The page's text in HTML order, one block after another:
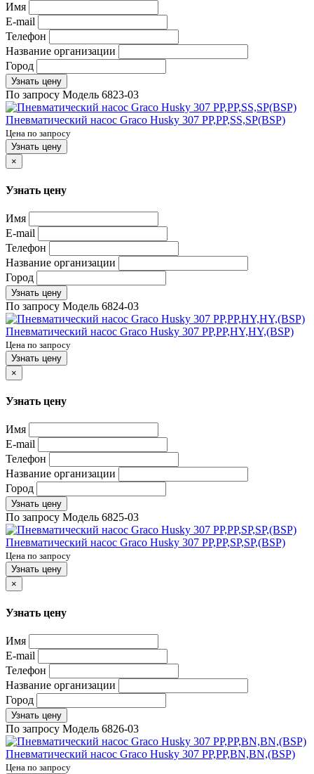
Имя
E-mail
Телефон
Название организации
Город
Узнать цену
По запросу Модель 6823-03
Пневматический насос Graco Husky 307 PP,PP,SS,SP(BSP)
Цена по запросу
Узнать цену
×
Узнать цену
Имя
E-mail
Телефон
Название организации
Город
Узнать цену
По запросу Модель 6824-03
Пневматический насос Graco Husky 307 PP,PP,HY,HY,(BSP)
Цена по запросу
Узнать цену
×
Узнать цену
Имя
E-mail
Телефон
Название организации
Город
Узнать цену
По запросу Модель 6825-03
Пневматический насос Graco Husky 307 PP,PP,SP,SP,(BSP)
Цена по запросу
Узнать цену
×
Узнать цену
Имя
E-mail
Телефон
Название организации
Город
Узнать цену
По запросу Модель 6826-03
Пневматический насос Graco Husky 307 PP,PP,BN,BN,(BSP)
Цена по запросу